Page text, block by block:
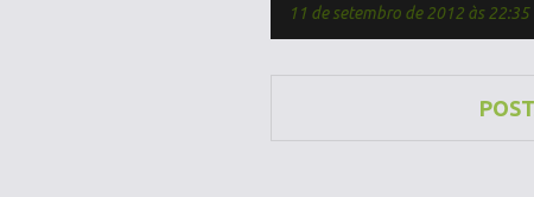
11 de setembro de 2012 às 22:35